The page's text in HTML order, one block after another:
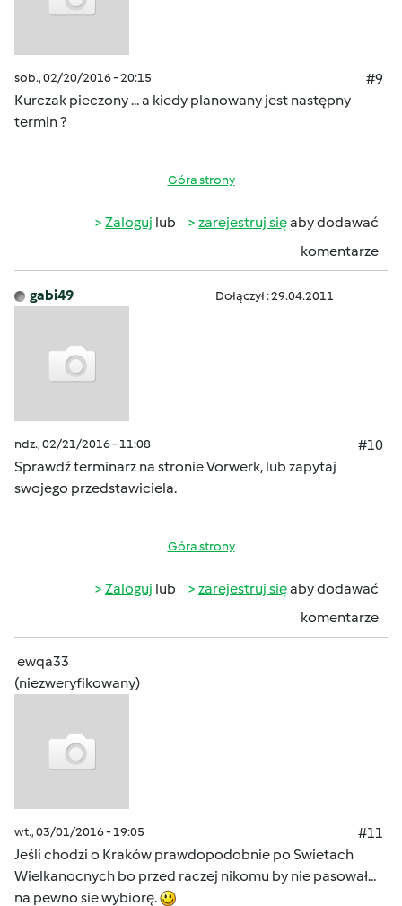
sob., 02/20/2016 - 20:15
#9
Kurczak pieczony ... a kiedy planowany jest następny
termin ?
Góra strony
Zaloguj lub zarejestruj sięaby dodawać
komentarze
gabi49 Dołączył : 29.04.2011
ndz., 02/21/2016 - 11:08
#10
Sprawdź terminarz na stronie Vorwerk, lub zapytaj
swojego przedstawiciela.
Góra strony
Zaloguj lub zarejestruj sięaby dodawać
komentarze
ewqa33
(niezweryfikowany)
wt., 03/01/2016 - 19:05
#11
Jeśli chodzi o Kraków prawdopodobnie po Swietach
Wielkanocnych bo przed raczej nikomu by nie pasował...
na pewno sie wybiorę.